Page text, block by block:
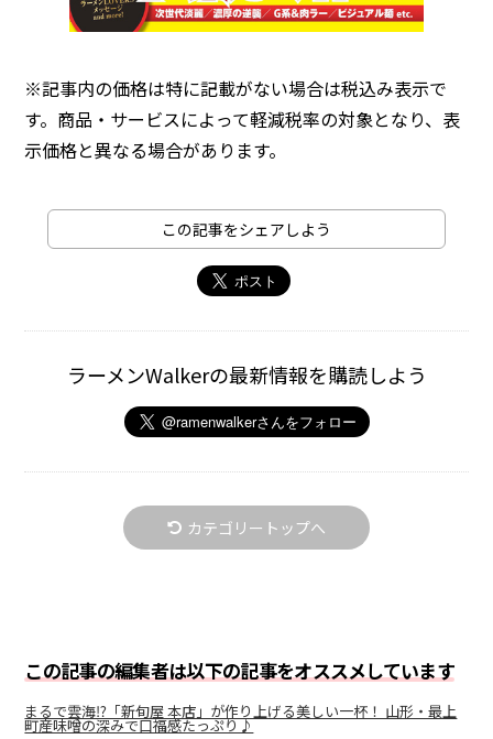
※記事内の価格は特に記載がない場合は税込み表示で
す。商品・サービスによって軽減税率の対象となり、表
示価格と異なる場合があります。
この記事をシェアしよう
ラーメンWalkerの最新情報を購読しよう
カテゴリートップへ
この記事の編集者は以下の記事をオススメしています
まるで雲海⁉「新旬屋 本店」が作り上げる美しい一杯！ 山形・最上
町産味噌の深みで口福感たっぷり♪